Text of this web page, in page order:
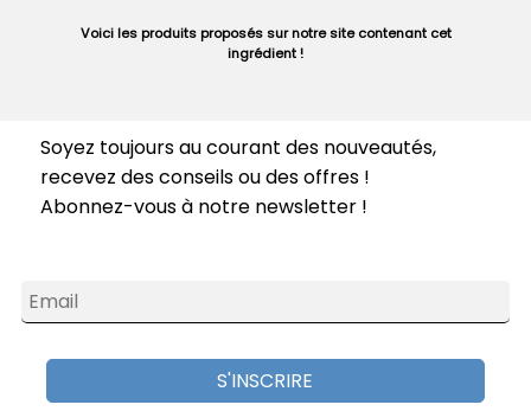
Voici les produits proposés sur notre site contenant cet
ingrédient !
Soyez toujours au courant des nouveautés,
recevez des conseils ou des offres !
Abonnez-vous à notre newsletter !
Email
S'INSCRIRE